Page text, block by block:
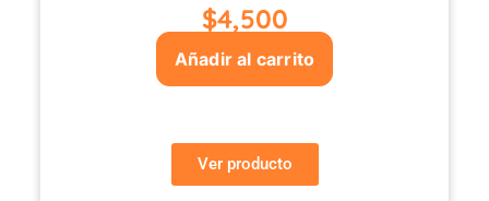
$4,500
Añadir al carrito
Ver producto